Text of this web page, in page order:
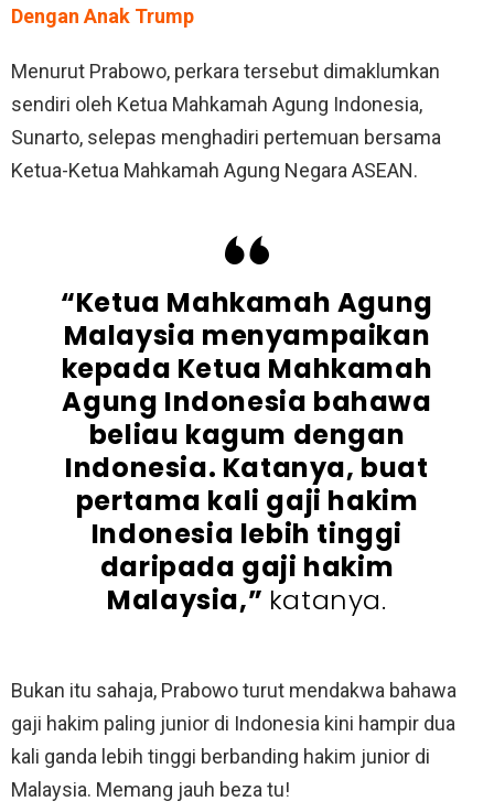
Dengan Anak Trump
Menurut Prabowo, perkara tersebut dimaklumkan
sendiri oleh Ketua Mahkamah Agung Indonesia,
Sunarto, selepas menghadiri pertemuan bersama
Ketua-Ketua Mahkamah Agung Negara ASEAN.
“Ketua Mahkamah Agung
Malaysia menyampaikan
kepada Ketua Mahkamah
Agung Indonesia bahawa
beliau kagum dengan
Indonesia. Katanya, buat
pertama kali gaji hakim
Indonesia lebih tinggi
daripada gaji hakim
Malaysia,” katanya.
Bukan itu sahaja, Prabowo turut mendakwa bahawa
gaji hakim paling junior di Indonesia kini hampir dua
kali ganda lebih tinggi berbanding hakim junior di
Malaysia. Memang jauh beza tu!